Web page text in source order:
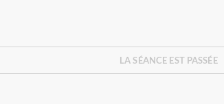
LA SÉANCE EST PASSÉE